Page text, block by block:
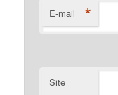
E-mail *
Site